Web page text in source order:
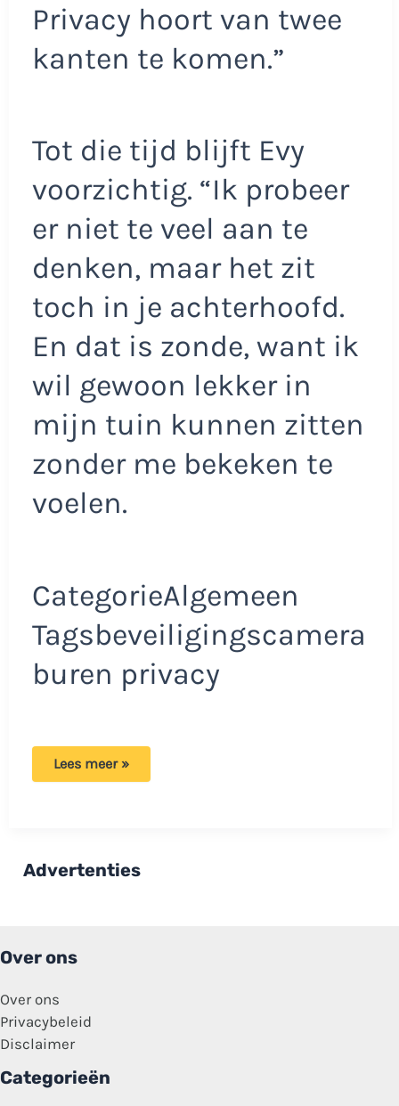
Privacy hoort van twee
kanten te komen.”
Tot die tijd blijft Evy
voorzichtig. “Ik probeer
er niet te veel aan te
denken, maar het zit
toch in je achterhoofd.
En dat is zonde, want ik
wil gewoon lekker in
mijn tuin kunnen zitten
zonder me bekeken te
voelen.
CategorieAlgemeen
Tagsbeveiligingscamera
buren privacy
Evy
heb
zien
Lees meer »
Advertenties
Over ons
Over ons
Privacybeleid
Disclaimer
Categorieën